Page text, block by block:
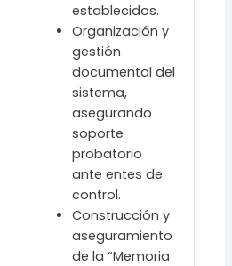
establecidos.
Organización y
gestión
documental del
sistema,
asegurando
soporte
probatorio
ante entes de
control.
Construcción y
aseguramiento
de la “Memoria